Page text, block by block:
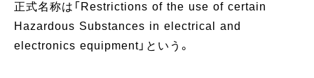
正式名称は「Restrictions of the use of certain
Hazardous Substances in electrical and
electronics equipment」という。